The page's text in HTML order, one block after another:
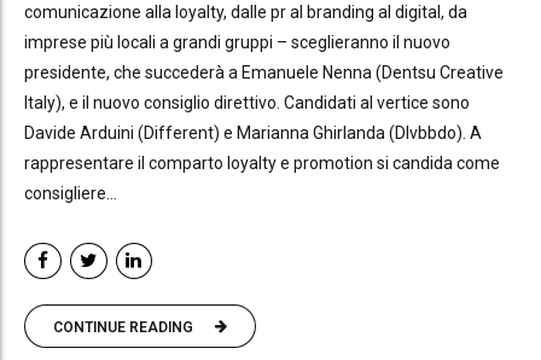
comunicazione alla loyalty, dalle pr al branding al digital, da
imprese più locali a grandi gruppi – sceglieranno il nuovo
presidente, che succederà a Emanuele Nenna (Dentsu Creative
Italy), e il nuovo consiglio direttivo. Candidati al vertice sono
Davide Arduini (Different) e Marianna Ghirlanda (Dlvbbdo). A
rappresentare il comparto loyalty e promotion si candida come
consigliere...
CONTINUE READING